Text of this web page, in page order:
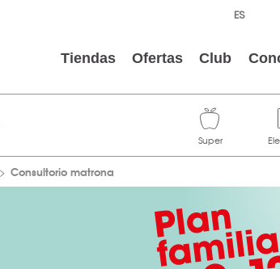
Tiendas Ofertas Club
Consultorio matrona